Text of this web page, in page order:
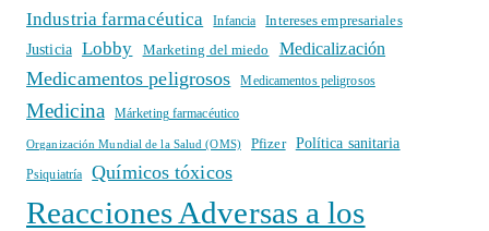
Industria farmacéutica Infancia
Intereses empresariales
Justicia
Lobby Marketing del miedo Medicalización
Medicamentos peligrosos Medicamentos peligrosos
Medicina Márketing farmacéutico
Organización Mundial de la Salud (OMS) Pfizer Política sanitaria
Psiquiatría Químicos tóxicos
Reacciones Adversas a los